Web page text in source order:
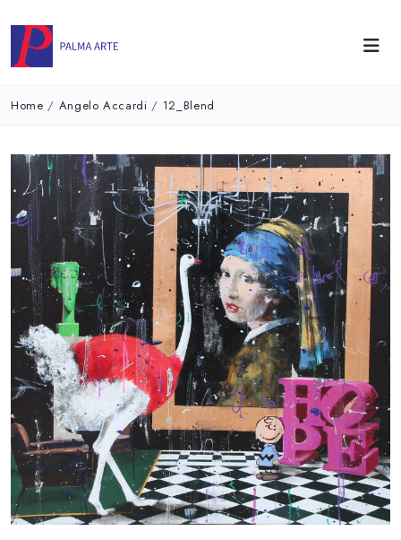
Home / Angelo Accardi / 12_Blend